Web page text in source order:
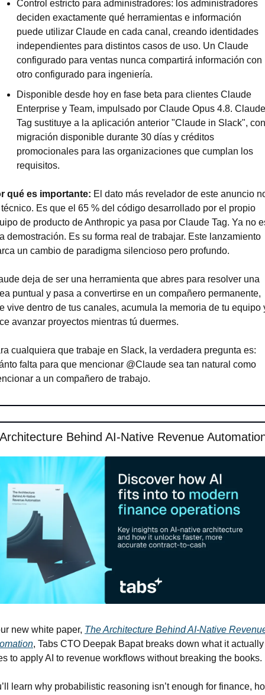
Control estricto para administradores: los administradores
deciden exactamente qué herramientas e información
puede utilizar Claude en cada canal, creando identidades
independientes para distintos casos de uso. Un Claude
configurado para ventas nunca compartirá información con
otro configurado para ingeniería.
Disponible desde hoy en fase beta para clientes Claude
Enterprise y Team, impulsado por Claude Opus 4.8. Claude
Tag sustituye a la aplicación anterior "Claude in Slack", con
migración disponible durante 30 días y créditos
promocionales para las organizaciones que cumplan los
requisitos.
qué es importante: El dato más revelador de este anuncio
Es que el 65 % del código desarrollado por el propio
de producto de Anthropic ya pasa por Claude Tag. Ya no
demostración. Es su forma real de trabajar. Este lanzamiento
un cambio de paradigma silencioso pero profundo.
deja de ser una herramienta que abres para resolver una
puntual y pasa a convertirse en un compañero permanente,
vive dentro de tus canales, acumula la memoria de tu equipo
avanzar proyectos mientras tú duermes.
cualquiera que trabaje en Slack, la verdadera pregunta es:
falta para que mencionar @Claude sea tan natural como
a un compañero de trabajo.
Behind AI-Native Revenue
new white paper, The Architecture Behind AI-Native
, Tabs CTO Deepak Bapat breaks down what it actually
to apply AI to revenue workflows without breaking the books.